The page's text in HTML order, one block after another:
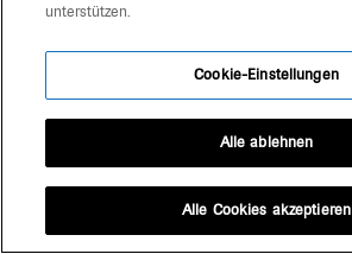
unterstützen.
Cookie-Einstellungen
Alle ablehnen
Alle Cookies akzeptieren